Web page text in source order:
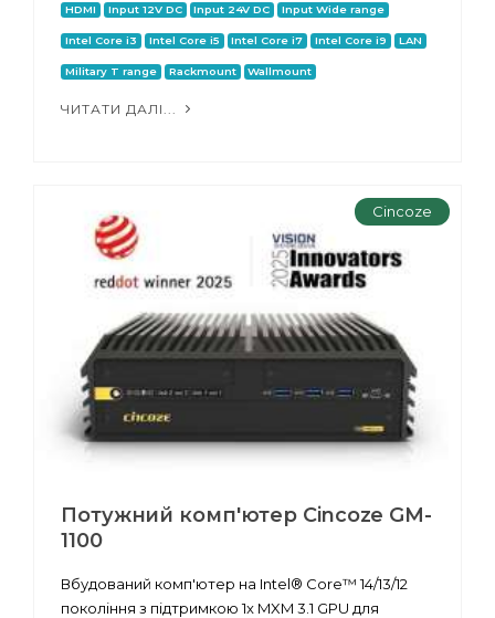
HDMI Input 12V DC Input 24V DC Input Wide range
Intel Core i3 Intel Core i5 Intel Core i7 Intel Core i9 LAN
Military T range Rackmount Wallmount
ЧИТАТИ ДАЛІ...
Cincoze
Потужний комп'ютер Cincoze GM-
1100
Вбудований комп'ютер на Intel® Core™ 14/13/12
покоління з підтримкою 1x MXM 3.1 GPU для